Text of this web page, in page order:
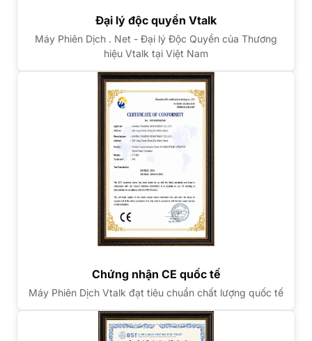
Đại lý độc quyền Vtalk
Máy Phiên Dịch . Net - Đại lý Độc Quyền của Thương
hiệu Vtalk tại Việt Nam
Chứng nhận CE quốc tế
Máy Phiên Dịch Vtalk đạt tiêu chuẩn chất lượng quốc tế